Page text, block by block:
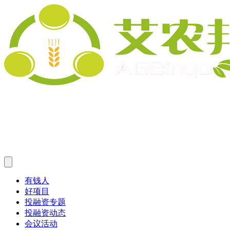
有钱人
好项目
投融资专题
投融资动态
会议活动